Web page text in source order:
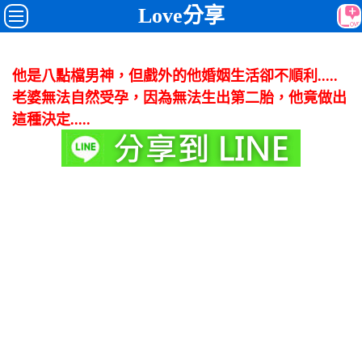
Love分享
他是八點檔男神，但戲外的他婚姻生活卻不順利.....
老婆無法自然受孕，因為無法生出第二胎，他竟做出
這種決定.....